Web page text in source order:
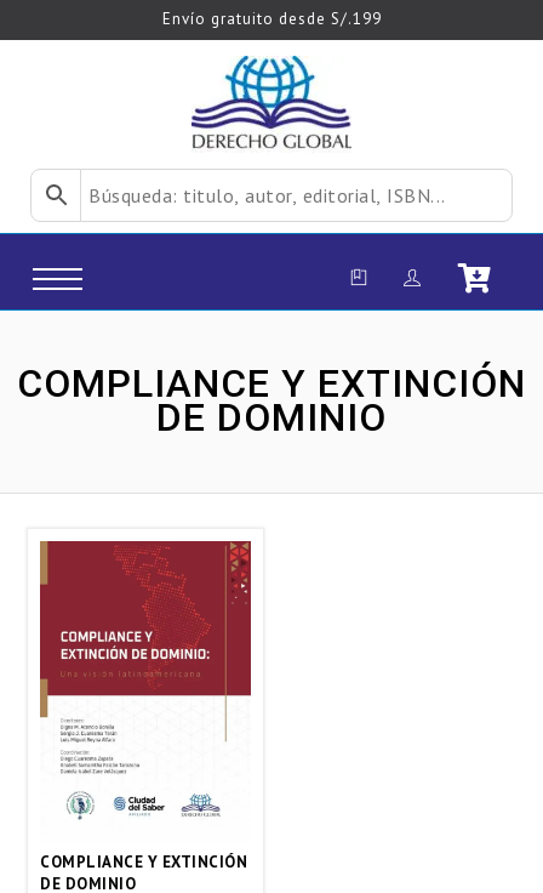
Envío gratuito desde S/.199
COMPLIANCE Y EXTINCIÓN
DE DOMINIO
COMPLIANCE Y EXTINCIÓN
DE DOMINIO